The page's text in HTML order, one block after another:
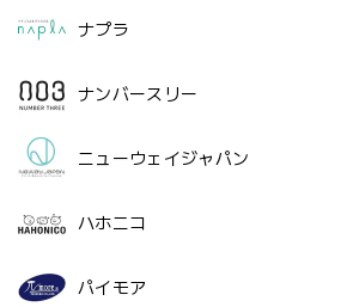
ナプラ
ナンバースリー
ニューウェイジャパン
ハホニコ
パイモア